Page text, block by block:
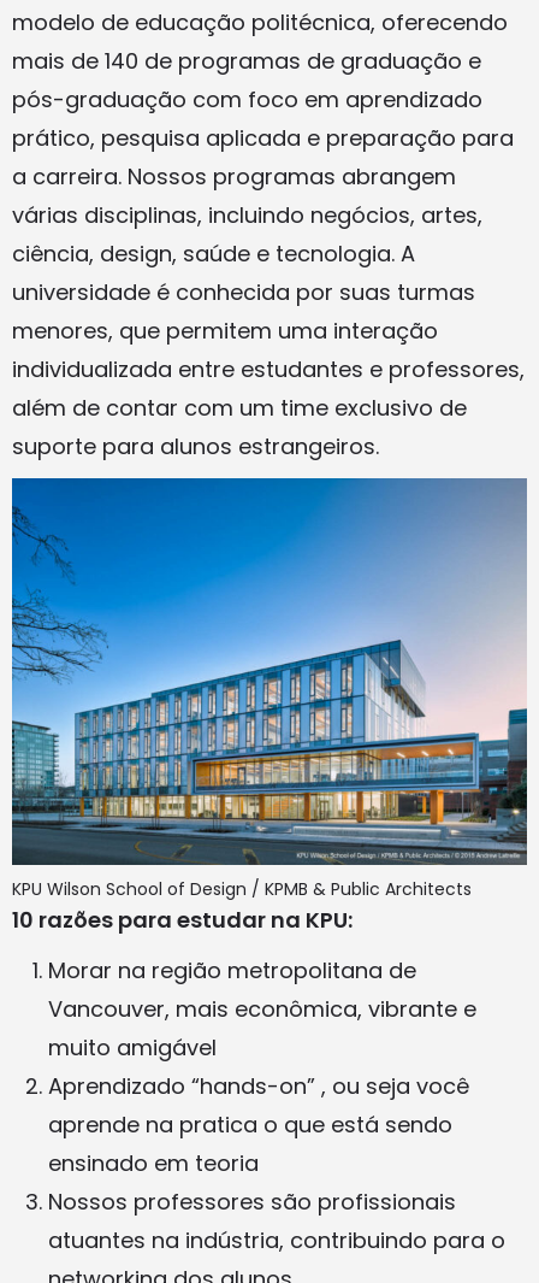
modelo de educação politécnica, oferecendo
mais de 140 de programas de graduação e
pós-graduação com foco em aprendizado
prático, pesquisa aplicada e preparação para
a carreira. Nossos programas abrangem
várias disciplinas, incluindo negócios, artes,
ciência, design, saúde e tecnologia. A
universidade é conhecida por suas turmas
menores, que permitem uma interação
individualizada entre estudantes e professores,
além de contar com um time exclusivo de
suporte para alunos estrangeiros.
KPU Wilson School of Design / KPMB & Public Architects
10 razões para estudar na KPU:
Morar na região metropolitana de
Vancouver, mais econômica, vibrante e
muito amigável
Aprendizado “hands-on” , ou seja você
aprende na pratica o que está sendo
ensinado em teoria
Nossos professores são profissionais
atuantes na indústria, contribuindo para o